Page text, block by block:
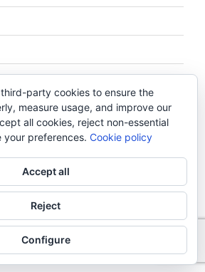
party cookies to ensure the
measure usage, and improve our
all cookies, reject non-essential
your preferences. Cookie policy
Accept all
Reject
Configure